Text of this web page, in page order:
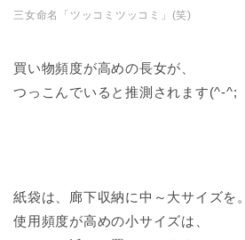
三女命名「ツッコミツッコミ」(笑)
買い物頻度が高めの長女が、
つっこんでいると推測されます(^-^;
紙袋は、廊下収納に中～大サイズを。
使用頻度が高めの小サイズは、